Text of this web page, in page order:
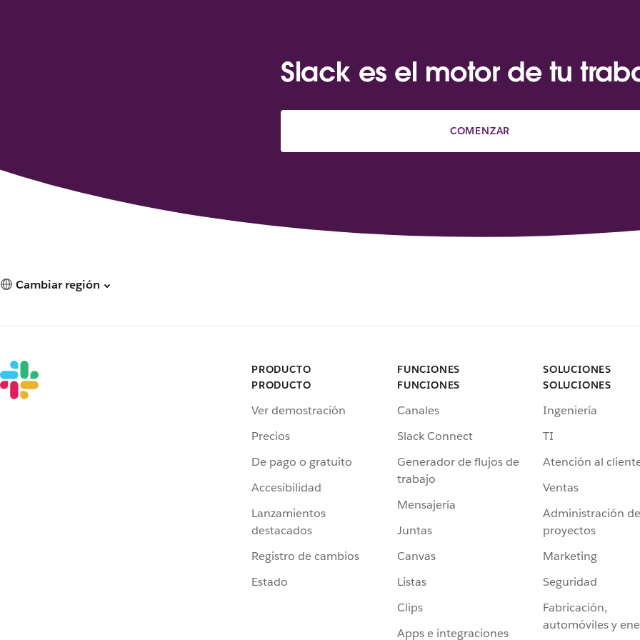
Slack es el motor de tu
COMENZAR
Cambiar región
PRODUCTO
PRODUCTO
Ver demostración
Precios
De pago o gratuito
Accesibilidad
Lanzamientos
destacados
Registro de cambios
Estado
FUNCIONES
FUNCIONES
Canales
Slack Connect
Generador de flujos de
trabajo
Mensajería
Juntas
Canvas
Listas
Clips
Apps e integraciones
SOLUCIONES
SOLUCIONES
Ingeniería
TI
Atención al
Ventas
Administración de
proyectos
Marketing
Seguridad
Fabricación,
automóviles y